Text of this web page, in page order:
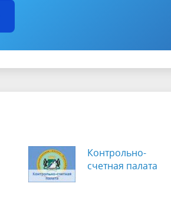
Контрольно-
счетная палата